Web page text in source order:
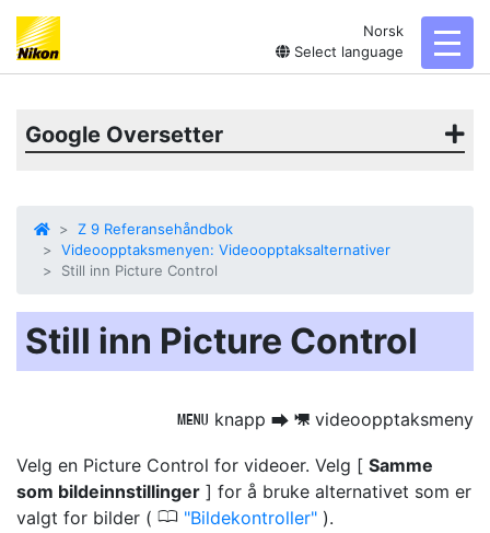
Norsk
Select language
Google Oversetter
Z 9 Referansehåndbok
Videoopptaksmenyen: Videoopptaksalternativer
Still inn Picture Control
Still inn Picture Control
G knapp U 1 videoopptaksmeny
Velg en Picture Control for videoer. Velg [ Samme
som bildeinnstillinger ] for å bruke alternativet som er
valgt for bilder ( 0 Bildekontroller ).